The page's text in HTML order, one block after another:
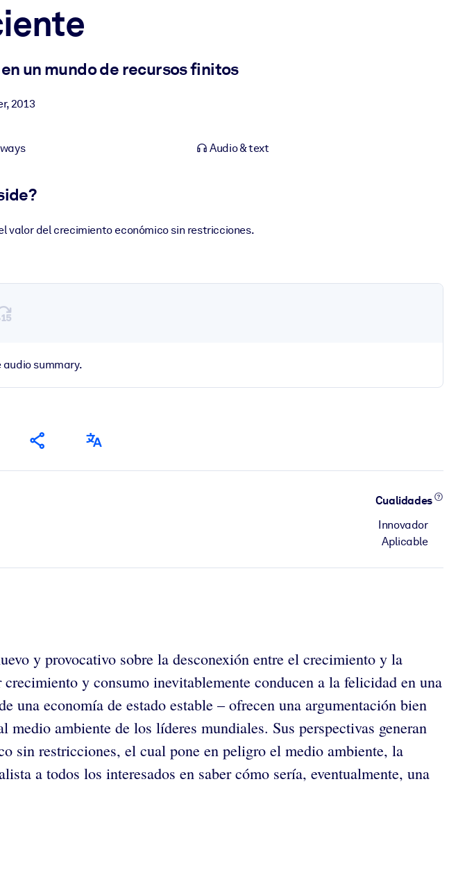
un mundo de recursos finitos
,2013
Audio & text
valor del crecimiento económico sin restricciones.
summary.
Cualidades
Innovador
Aplicable
y provocativo sobre la desconexión entre el crecimiento y la
y consumo inevitablemente conducen a la felicidad en una
una economía de estado estable – ofrecen una argumentación bien
ambiente de los líderes mundiales. Sus perspectivas generan
sin restricciones, el cual pone en peligro el medio ambiente, la
a todos los interesados en saber cómo sería, eventualmente, una